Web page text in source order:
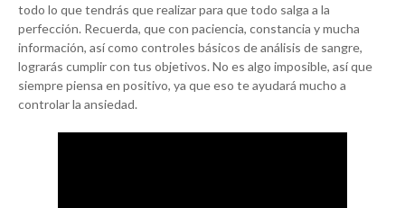
todo lo que tendrás que realizar para que todo salga a la
perfección. Recuerda, que con paciencia, constancia y mucha
información, así como controles básicos de análisis de sangre,
lograrás cumplir con tus objetivos. No es algo imposible, así que
siempre piensa en positivo, ya que eso te ayudará mucho a
controlar la ansiedad.